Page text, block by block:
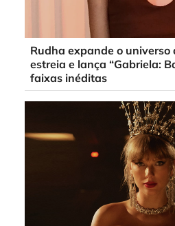
Rudha expande o universo
estreia e lança “Gabriela:
faixas inéditas